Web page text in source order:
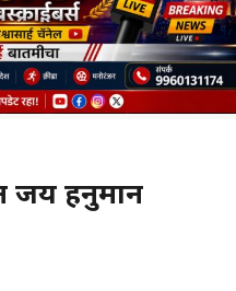
जय हनुमान